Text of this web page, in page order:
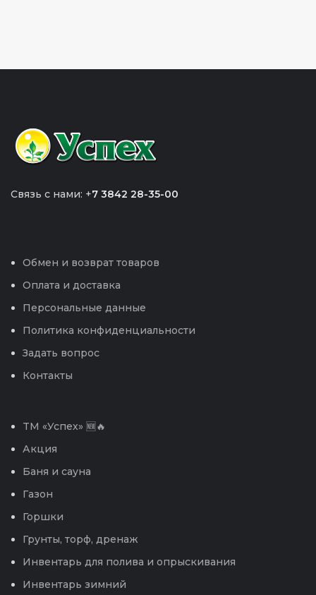
Связь с нами: +7 3842 28-35-00
Обмен и возврат товаров
Оплата и доставка
Персональные данные
Политика конфиденциальности
Задать вопрос
Контакты
TM «Успех» 🆕🔥
Акция
Баня и сауна
Газон
Горшки
Грунты, торф, дренаж
Инвентарь для полива и опрыскивания
Инвентарь зимний